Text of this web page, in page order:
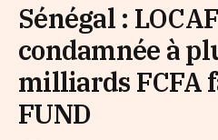
Sénégal :
condamnée à
milliards FCFA
FUND